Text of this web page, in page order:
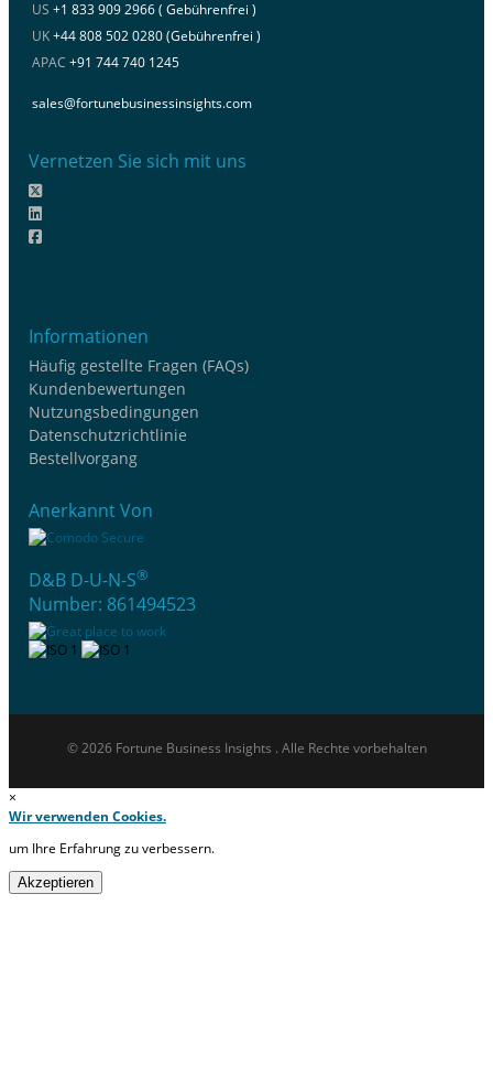
US +1 833 909 2966 ( Gebührenfrei )
UK+44 808 502 0280 (Gebührenfrei )
APAC +91 744 740 1245
sales@fortunebusinessinsights.com
Vernetzen Sie sich mit uns
Informationen
Häufig gestellte Fragen (FAQs)
Kundenbewertungen
Nutzungsbedingungen
Datenschutzrichtlinie
Bestellvorgang
Anerkannt Von
D&B D-U-N-S®
Number: 861494523
© 2026 Fortune Business Insights . Alle Rechte vorbehalten
×
Wir verwenden Cookies.
um Ihre Erfahrung zu verbessern.
Akzeptieren